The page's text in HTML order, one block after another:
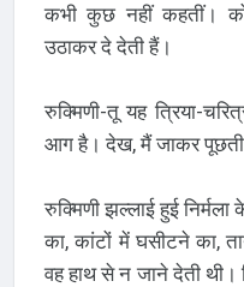
कभी कुछ नहीं कहतीं।
उठाकर दे देती हैं।
रुक्मिणी-तू यह त्रिया-
आग है। देख, मैं जाकर
रुक्मिणी झल्लाई हुई
का, कांटों में घसीटने का,
वह हाथ से न जाने देती